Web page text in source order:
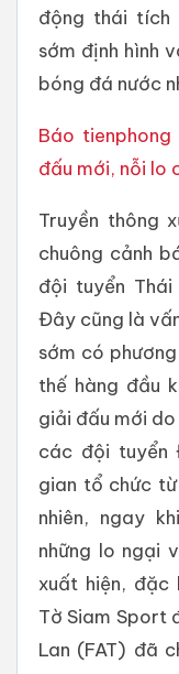
động thái
sớm định hình
bóng đá nước
Báo tienphong
đấu mới, nỗi lo
Truyền thông
chuông cảnh
đội tuyển
Đây cũng là
sớm có
thế hàng đầu
giải đấu mới do
các đội tuyển
gian tổ chức
nhiên, ngay
những lo ngại
xuất hiện, đặc
Tờ Siam Sport
Lan (FAT) đã